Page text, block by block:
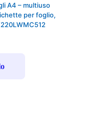
A4 – multiuso
per foglio,